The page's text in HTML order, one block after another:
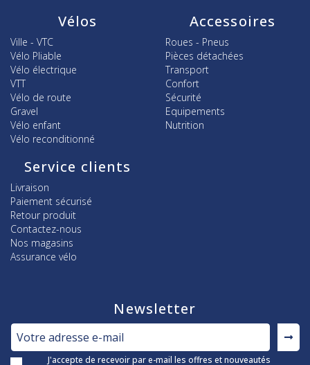
Vélos
Ville - VTC
Vélo Pliable
Vélo électrique
VTT
Vélo de route
Gravel
Vélo enfant
Vélo reconditionné
Accessoires
Roues - Pneus
Pièces détachées
Transport
Confort
Sécurité
Equipements
Nutrition
Service clients
Livraison
Paiement sécurisé
Retour produit
Contactez-nous
Nos magasins
Assurance vélo
Newsletter
J'accepte de recevoir par e-mail les offres et nouveautés